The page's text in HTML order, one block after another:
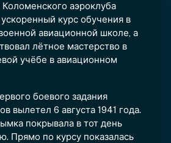
аэроклуба
курс обучения в
авиационной школе, а
лётное мастерство в
учёбе в авиационном
боевого задания
вылетел 6 августа 1941 года.
покрывала в тот день
Прямо по курсу показалась